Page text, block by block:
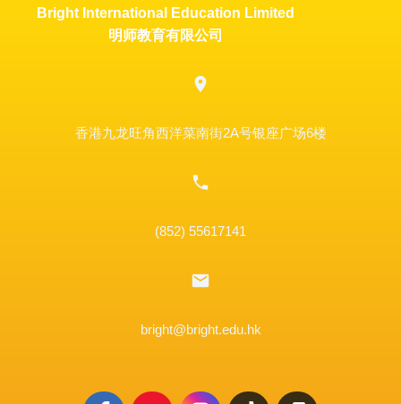
Bright International Education Limited
明师教育有限公司
香港九龙旺角西洋菜南街2A号银座广场6楼
(852) 55617141
bright@bright.edu.hk